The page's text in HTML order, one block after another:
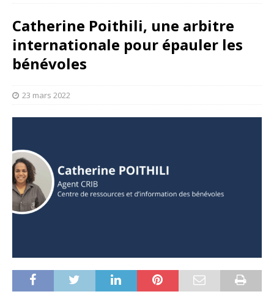
Catherine Poithili, une arbitre
internationale pour épauler les
bénévoles
23 mars 2022